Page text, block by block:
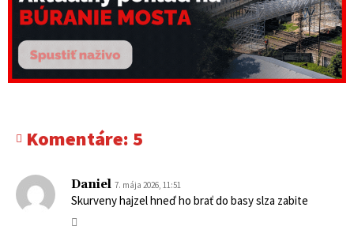
Komentáre:5
Daniel 7. mája 2026, 11:51
Skurveny hajzel hneď ho brať do basy slza zabite